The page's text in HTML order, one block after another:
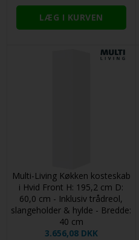
Multi-Living Køkken kosteskab
i Hvid Front H: 195,2 cm D:
60,0 cm - Inklusiv trådreol,
slangeholder & hylde - Bredde:
40 cm
3.656,08 DKK